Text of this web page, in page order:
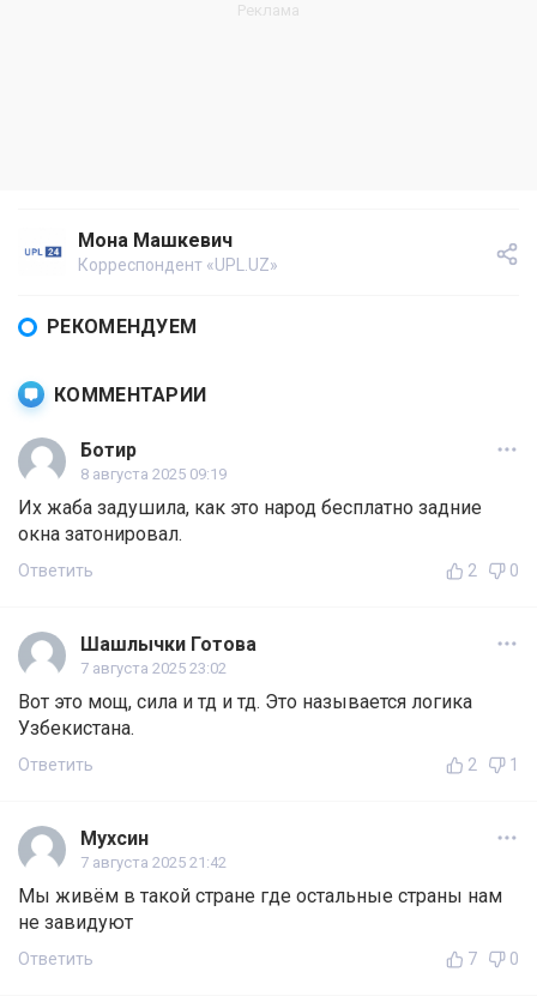
Мона Машкевич
Корреспондент «UPL.UZ»
РЕКОМЕНДУЕМ
КОММЕНТАРИИ
Ботир
8 августа 2025 09:19
Их жаба задушила, как это народ бесплатно задние
окна затонировал.
Ответить 2 0
Шашлычки Готова
7 августа 2025 23:02
Вот это мощ, сила и тд и тд. Это называется логика
Узбекистана.
Ответить 2 1
Мухсин
7 августа 2025 21:42
Мы живём в такой стране где остальные страны нам
не завидуют
Ответить 7 0